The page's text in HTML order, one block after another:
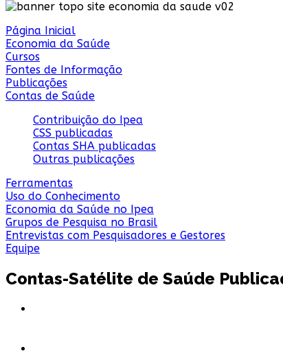
Página Inicial
Economia da Saúde
Cursos
Fontes de Informação
Publicações
Contas de Saúde
Contribuição do Ipea
CSS publicadas
Contas SHA publicadas
Outras publicações
Ferramentas
Uso do Conhecimento
Economia da Saúde no Ipea
Grupos de Pesquisa no Brasil
Entrevistas com Pesquisadores e Gestores
Equipe
Contas-Satélite de Saúde